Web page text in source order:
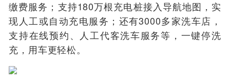
缴费服务；支持180万根充电桩接入导航地图，实
现人工或自动充电服务；还有3000多家洗车店，
支持在线预约、人工代客洗车服务等，一键停洗
充，用车更轻松。